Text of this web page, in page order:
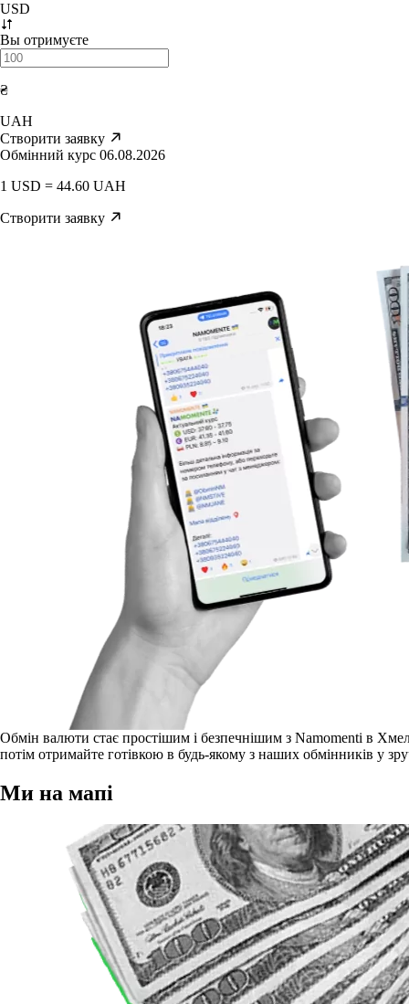
USD
Вы отримуєте
₴
UAH
Створити заявку
Обмінний курс 06.08.2026
1 USD = 44.60 UAH
Створити заявку
Обмін валюти стає простішим і безпечнішим з Namomenti в
потім отримайте готівкою в будь-якому з наших обмінників у
Ми на мапі